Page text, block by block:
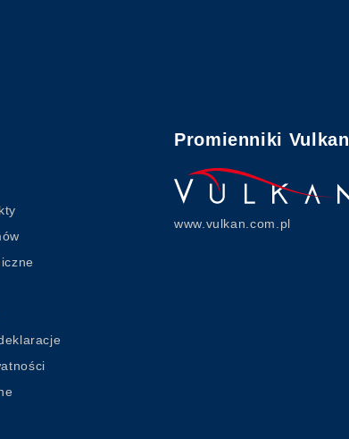
Promienniki Vulkan
www.vulkan.com.pl